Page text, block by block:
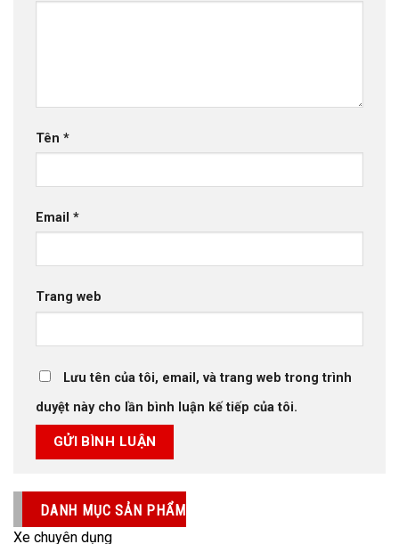
Tên *
Email *
Trang web
Lưu tên của tôi, email, và trang web trong trình
duyệt này cho lần bình luận kế tiếp của tôi.
DANH MỤC SẢN PHẨM
Xe chuyên dụng